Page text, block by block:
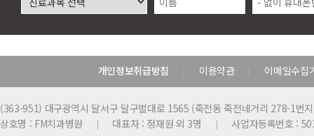
개인정보취급방침 이용약관 이메일수집
(363-951) 대구광역시 달서구 달구벌대로 1565 (죽전동 죽전네거리 278-1번
상호명 : FM치과병원
대표자 : 정재원 외 3명 사업자등록번호 :